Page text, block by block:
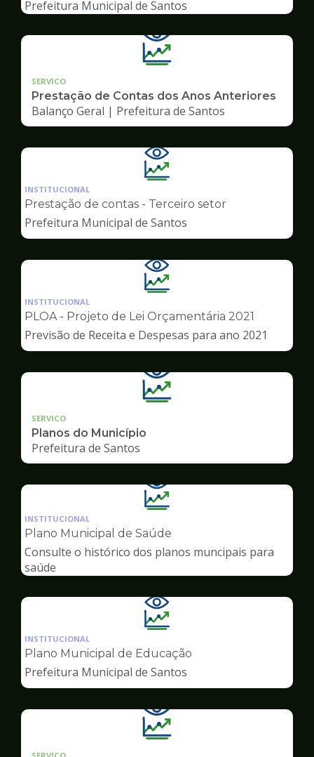
Prefeitura Municipal de Santos
SERVICO
Prestação de Contas dos Anos Anteriores
Balanço Geral | Prefeitura de Santos
Ilustração
da
pagina
de
Transparência
INSTITUCIONAL
Prestação de contas - Terceiro setor
Prefeitura Municipal de Santos
Ilustração
da
pagina
Transparência
INSTITUCIONAL
PLOA - Projeto de Lei Orçamentária 2021
Previsão de Receita e Despesas para ano 2021
SERVICO
Planos do Município
Prefeitura de Santos
Ilustração
da
pagina
de
Transparência
INSTITUCIONAL
Plano Municipal de Saúde
Consulte o histórico dos planos muncipais para
saúde
Ilustração
da
pagina
de
Transparência
INSTITUCIONAL
Plano Municipal de Educação
Prefeitura Municipal de Santos